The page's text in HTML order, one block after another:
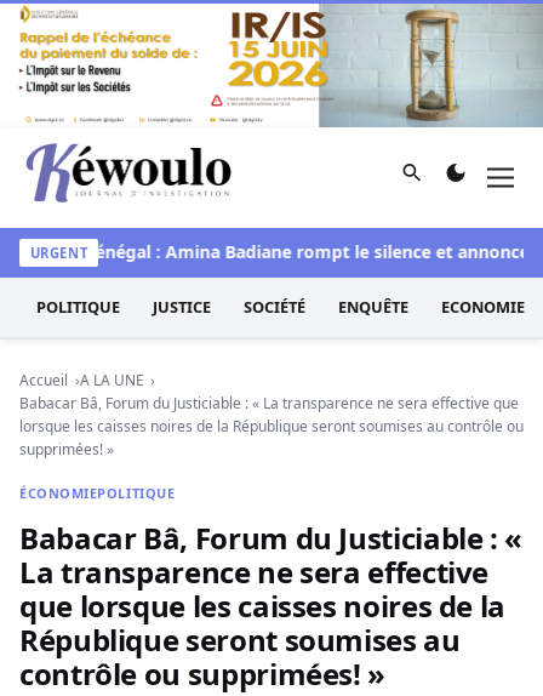
Aller au contenu
Kéwoulo, le premier site d'information et d'investigation
Rechercher
URGENT
Miss Sénégal : Amina Badiane rompt le silence et annonce
POLITIQUE JUSTICE SOCIÉTÉ ENQUÊTE ECONOMIE
Accueil
A LA UNE
Babacar Bâ, Forum du Justiciable : « La transparence ne sera effective que
lorsque les caisses noires de la République seront soumises au contrôle ou
supprimées! »
ÉCONOMIEPOLITIQUE
Babacar Bâ, Forum du Justiciable : «
La transparence ne sera effective
que lorsque les caisses noires de la
République seront soumises au
contrôle ou supprimées! »